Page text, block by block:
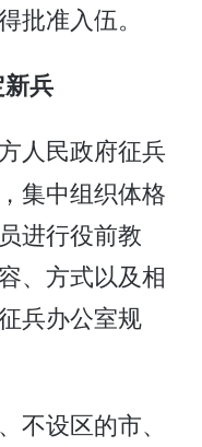
批准入伍。
兵
人民政府征兵
集中组织体格
进行役前教
、方式以及相
兵办公室规
不设区的市、